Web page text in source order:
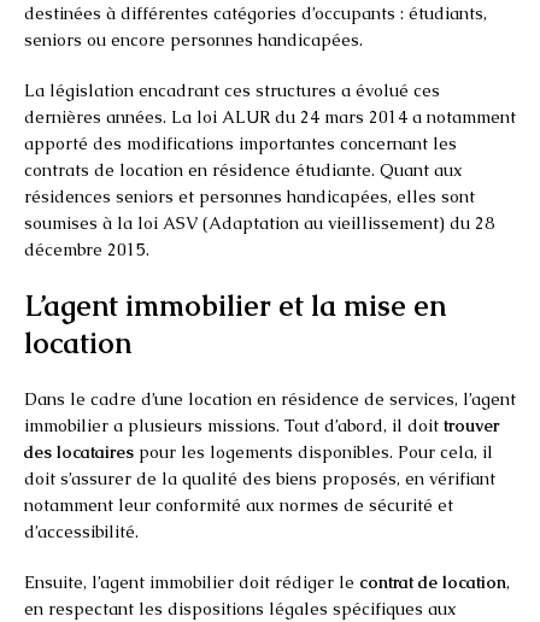
destinées à différentes catégories d’occupants : étudiants,
seniors ou encore personnes handicapées.
La législation encadrant ces structures a évolué ces
dernières années. La loi ALUR du 24 mars 2014 a notamment
apporté des modifications importantes concernant les
contrats de location en résidence étudiante. Quant aux
résidences seniors et personnes handicapées, elles sont
soumises à la loi ASV (Adaptation au vieillissement) du 28
décembre 2015.
L’agent immobilier et la mise en
location
Dans le cadre d’une location en résidence de services, l’agent
immobilier a plusieurs missions. Tout d’abord, il doit trouver
des locataires pour les logements disponibles. Pour cela, il
doit s’assurer de la qualité des biens proposés, en vérifiant
notamment leur conformité aux normes de sécurité et
d’accessibilité.
Ensuite, l’agent immobilier doit rédiger le contrat de location,
en respectant les dispositions légales spécifiques aux